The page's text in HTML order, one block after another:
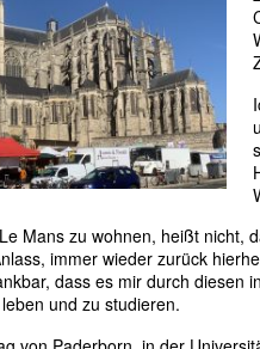
Mans zu wohnen, heißt nicht,
immer wieder zurück
dass es mir durch diesen
und zu studieren.